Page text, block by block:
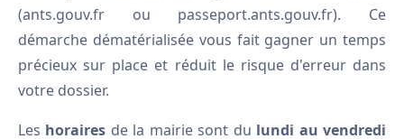
(ants.gouv.fr ou passeport.ants.gouv.fr). Ce
démarche dématérialisée vous fait gagner un temps
précieux sur place et réduit le risque d'erreur dans
votre dossier.
Les horaires de la mairie sont du lundi au vendredi